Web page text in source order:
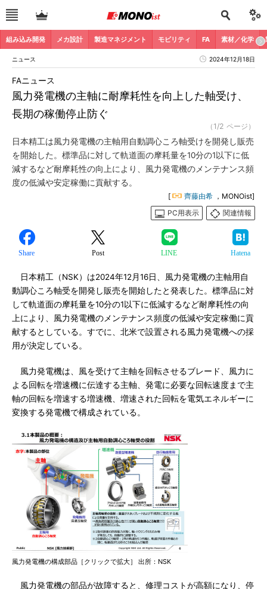
組み込み開発 メカ設計 製造マネジメント モビリティ FA 素材／化学
ニュース 2024年12月18日
風力発電機の主軸に耐摩耗性を向上した軸受け、
長期の稼働停止防ぐ
FAニュース
（1/2 ページ）
日本精工は風力発電機の主軸用自動調心ころ軸受けを開発し販売
を開始した。標準品に対して軌道面の摩耗量を10分の1以下に低
減するなど耐摩耗性の向上により、風力発電機のメンテナンス頻
度の低減や安定稼働に貢献する。
[ 齊藤由希 ，MONOist]
PC用表示
関連情報
Share Post LINE Hatena
日本精工（NSK）は2024年12月16日、風力発電機の主軸用自
動調心ころ軸受を開発し販売を開始したと発表した。標準品に対
して軌道面の摩耗量を10分の1以下に低減するなど耐摩耗性の向
上により、風力発電機のメンテナンス頻度の低減や安定稼働に貢
献するとしている。すでに、北米で設置される風力発電機への採
用が決定している。
風力発電機は、風を受けて主軸を回転させるブレード、風力に
よる回転を増速機に伝達する主軸、発電に必要な回転速度まで主
軸の回転を増速する増速機、増速された回転を電気エネルギーに
変換する発電機で構成されている。
風力発電機の構成部品［クリックで拡大］ 出所：NSK
風力発電機の部品が故障すると、修理コストが高額になり、停